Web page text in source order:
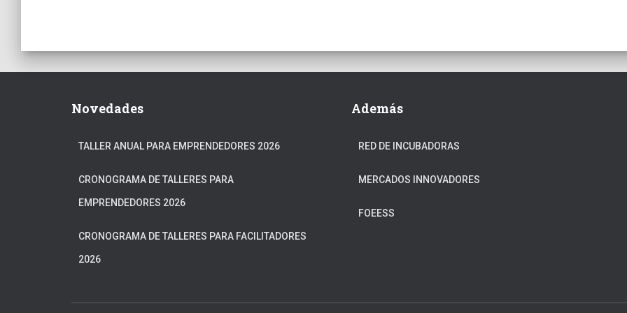
Novedades
TALLER ANUAL PARA EMPRENDEDORES 2026
CRONOGRAMA DE TALLERES PARA
EMPRENDEDORES 2026
CRONOGRAMA DE TALLERES PARA FACILITADORES
2026
Además
RED DE INCUBADORAS
MERCADOS INNOVADORES
FOEESS